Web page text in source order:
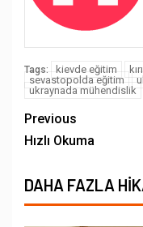
Tags: kievde eğitim
sevastopolda eğitim
ukraynada mühendislik
Previous
Hızlı Okuma
DAHA FAZLA